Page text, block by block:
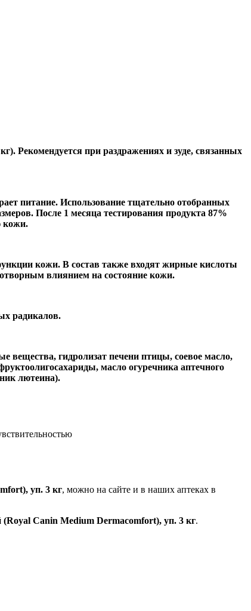
Рекомендуется при раздражениях и зуде, связанных
питание. Использование тщательно отобранных
После 1 месяца тестирования продукта 87%
кожи.
кожи. В состав также входят жирные кислоты
влиянием на состояние кожи.
радикалов.
гидролизат печени птицы, соевое масло,
масло огуречника аптечного
лютеина).
уп. 3 кг, можно на сайте и в наших аптеках в
Canin Medium Dermacomfort), уп. 3 кг.